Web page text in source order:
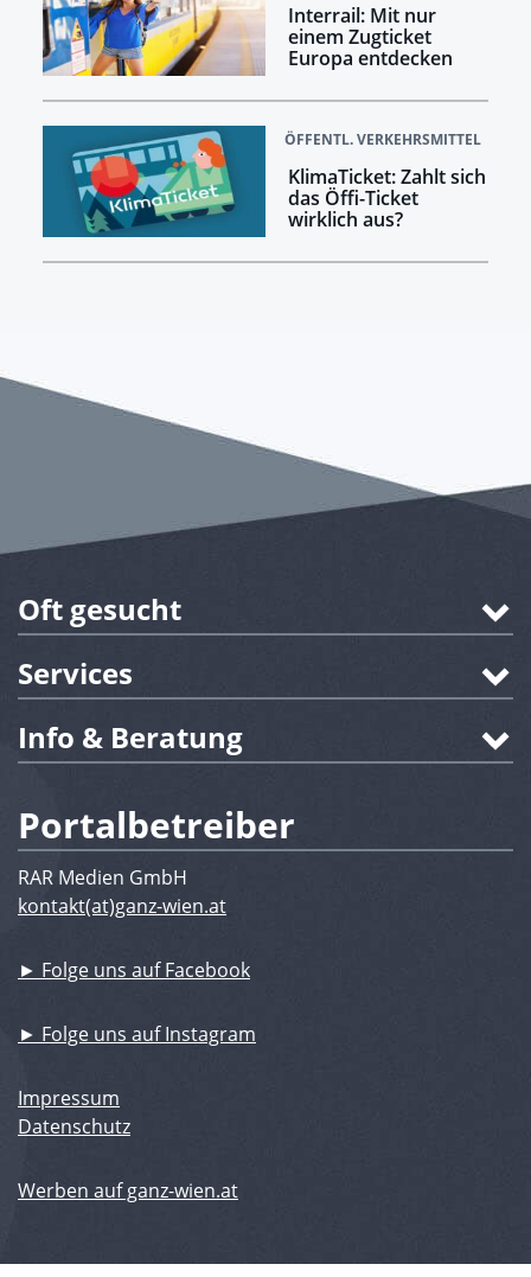
Interrail: Mit nur
einem Zugticket
Europa entdecken
ÖFFENTL. VERKEHRSMITTEL
KlimaTicket: Zahlt sich
das Öffi-Ticket
wirklich aus?
Oft gesucht
Services
Info & Beratung
Portalbetreiber
RAR Medien GmbH
kontakt(at)ganz-wien.at
► Folge uns auf Facebook
► Folge uns auf Instagram
Impressum
Datenschutz
Werben auf ganz-wien.at